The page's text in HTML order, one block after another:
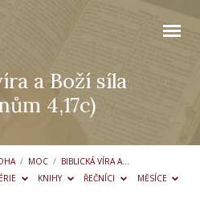
a Boží síla
4,17c)
/ MOC / BIBLICKÁ VÍRA A…
KNIHY ŘEČNÍCI MĚSÍCE